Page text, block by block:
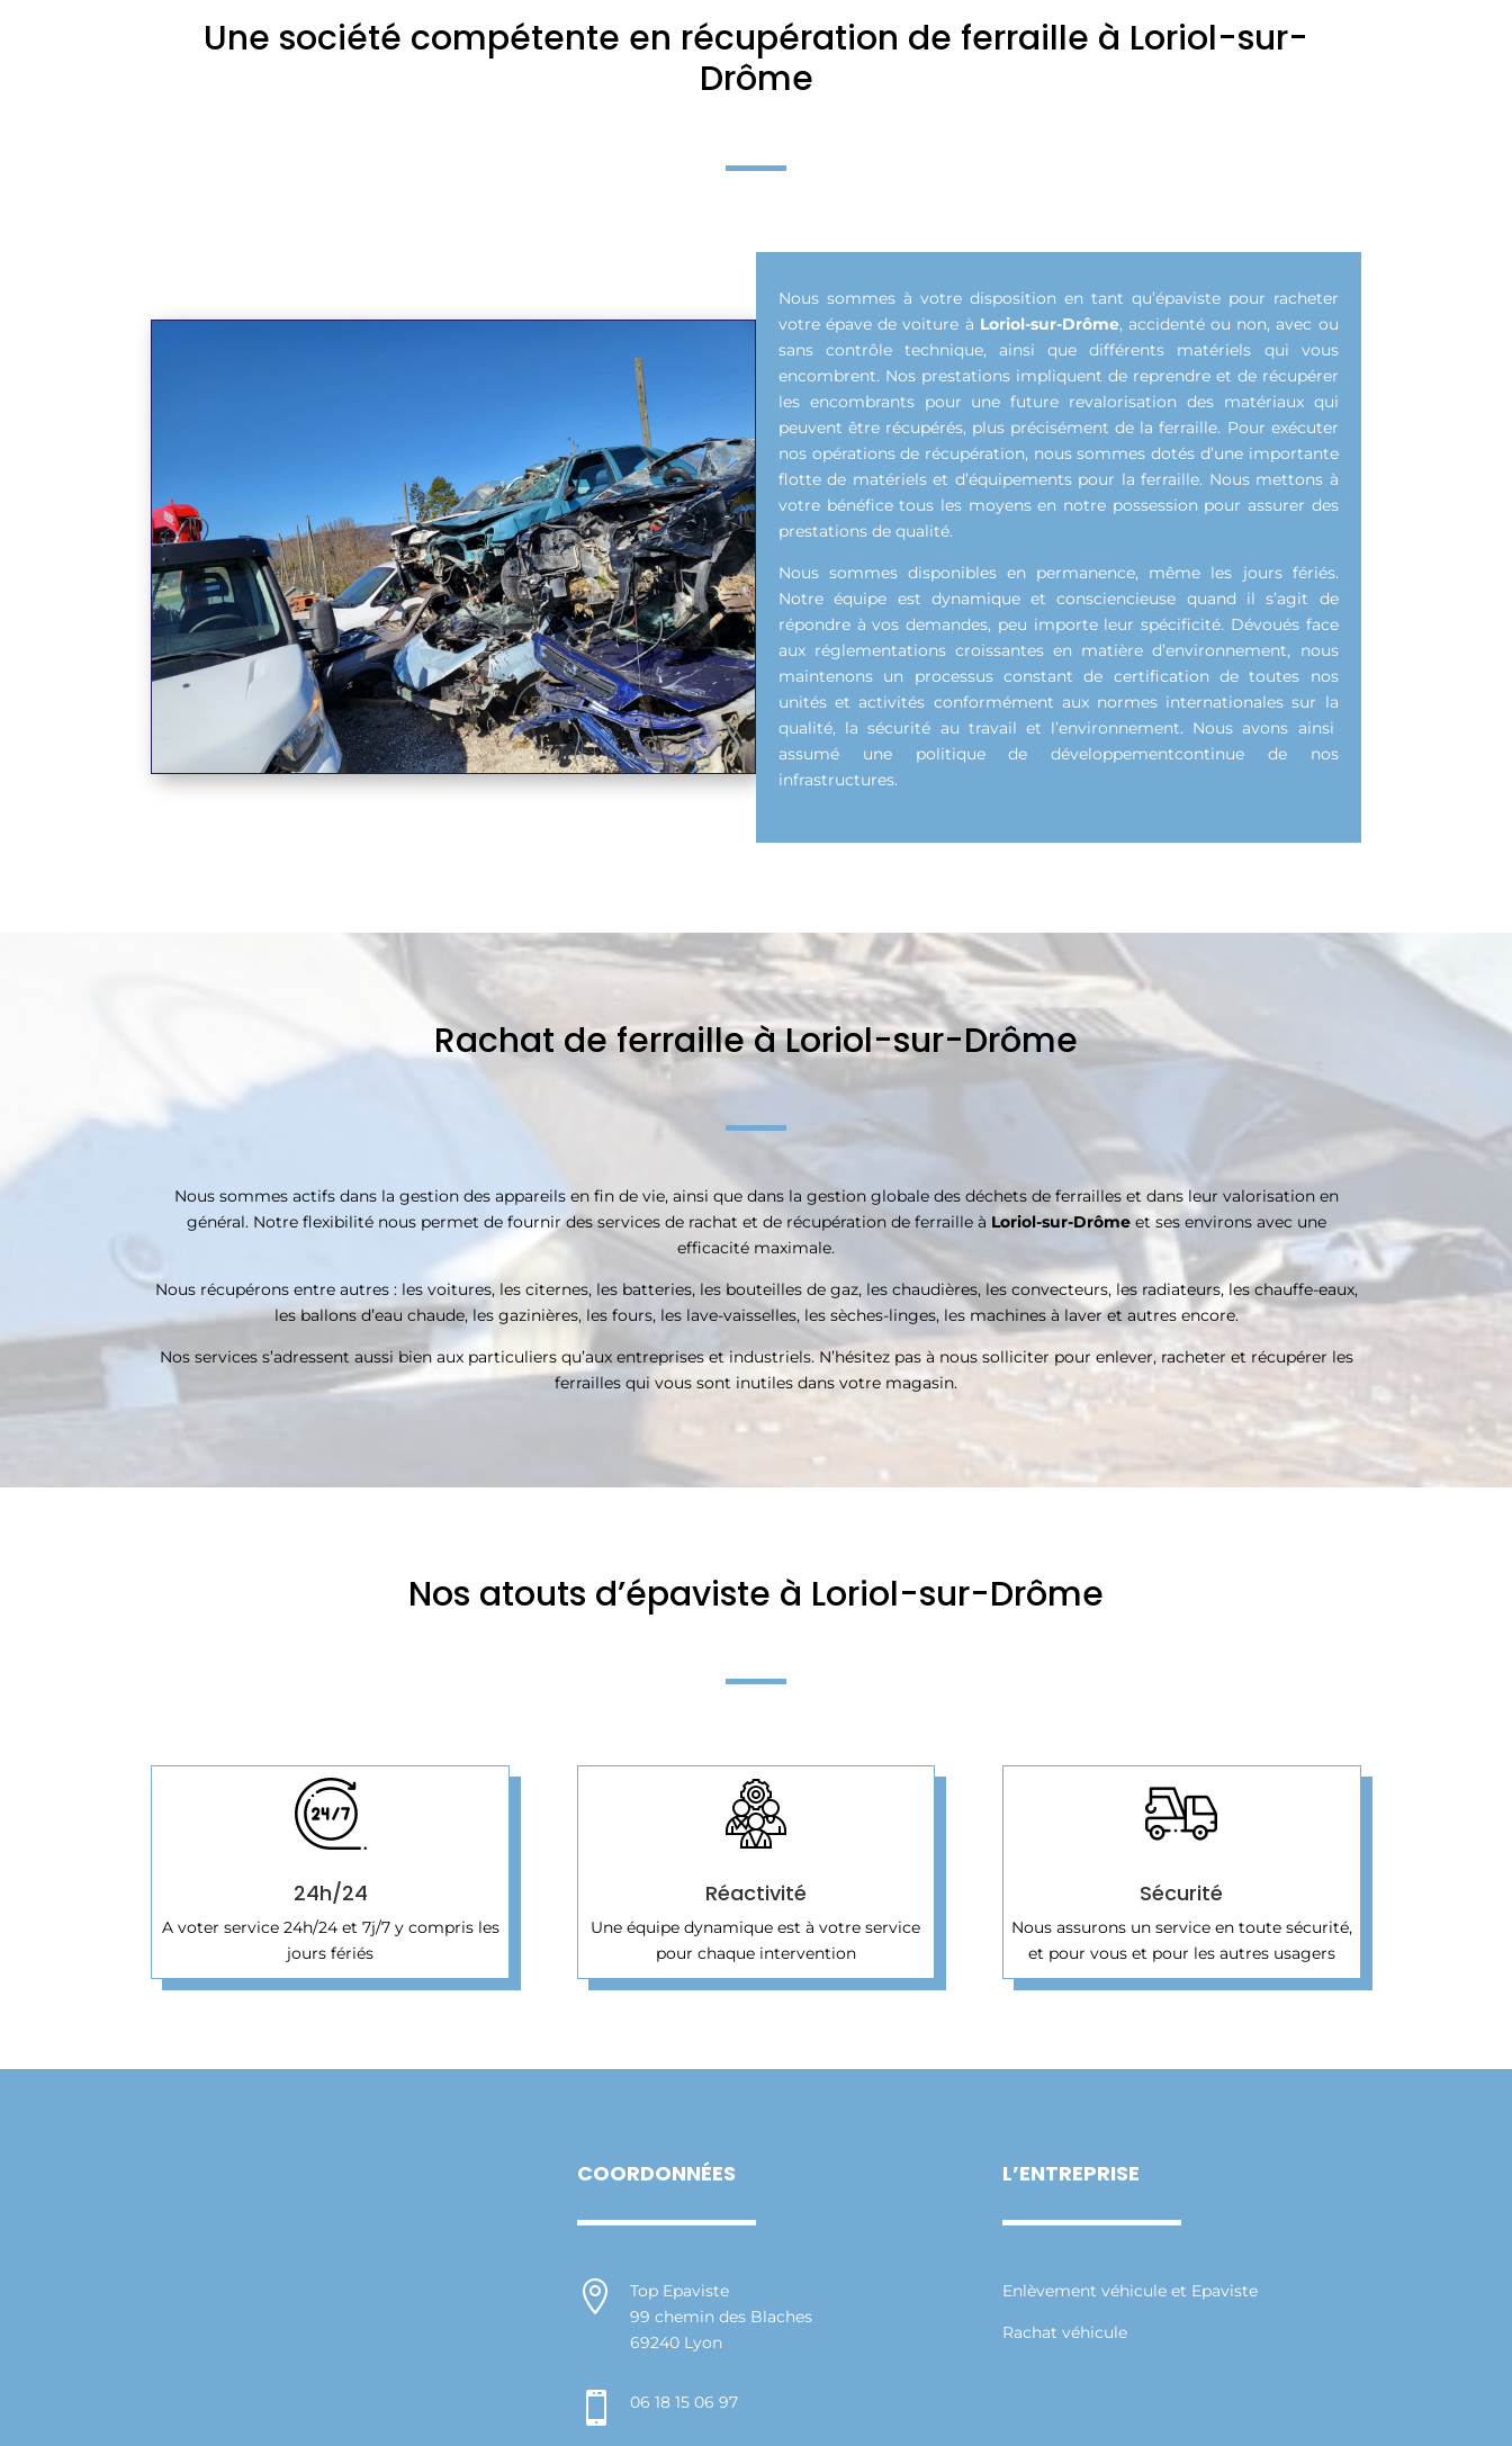
Une société compétente en récupération de ferraille à Loriol-sur-
Drôme
Nous sommes à votre disposition en tant qu’épaviste pour racheter
votre épave de voiture à Loriol-sur-Drôme, accidenté ou non, avec ou
sans contrôle technique, ainsi que différents matériels qui vous
encombrent. Nos prestations impliquent de reprendre et de récupérer
les encombrants pour une future revalorisation des matériaux qui
peuvent être récupérés, plus précisément de la ferraille. Pour exécuter
nos opérations de récupération, nous sommes dotés d’une importante
flotte de matériels et d’équipements pour la ferraille. Nous mettons à
votre bénéfice tous les moyens en notre possession pour assurer des
prestations de qualité.
Nous sommes disponibles en permanence, même les jours fériés.
Notre équipe est dynamique et consciencieuse quand il s’agit de
répondre à vos demandes, peu importe leur spécificité. Dévoués face
aux réglementations croissantes en matière d’environnement, nous
maintenons un processus constant de certification de toutes nos
unités et activités conformément aux normes internationales sur la
qualité, la sécurité au travail et l’environnement. Nous avons ainsi
assumé une politique de développementcontinue de nos
infrastructures.
Rachat de ferraille à Loriol-sur-Drôme
Nous sommes actifs dans la gestion des appareils en fin de vie, ainsi que dans la gestion globale des déchets de ferrailles et dans leur valorisation en
général. Notre flexibilité nous permet de fournir des services de rachat et de récupération de ferraille à Loriol-sur-Drômeet ses environs avec une
efficacité maximale.
Nous récupérons entre autres : les voitures, les citernes, les batteries, les bouteilles de gaz, les chaudières, les convecteurs, les radiateurs, les chauffe-eaux,
les ballons d’eau chaude, les gazinières, les fours, les lave-vaisselles, les sèches-linges, les machines à laver et autres encore.
Nos services s’adressent aussi bien aux particuliers qu’aux entreprises et industriels. N’hésitez pas à nous solliciter pour enlever, racheter et récupérer les
ferrailles qui vous sont inutiles dans votre magasin.
Nos atouts d’épaviste à Loriol-sur-Drôme
24h/24
A voter service 24h/24 et 7j/7 y compris les
jours fériés
Réactivité
Une équipe dynamique est à votre service
pour chaque intervention
Sécurité
Nous assurons un service en toute sécurité,
et pour vous et pour les autres usagers
COORDONNÉES

Top Epaviste
99 chemin des Blaches
69240 Lyon
 06 18 15 06 97
L’ENTREPRISE
Enlèvement véhicule et Epaviste
Rachat véhicule